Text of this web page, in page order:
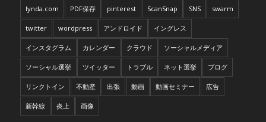
lynda.com PDF保存 pinterest ScanSnap SNS swarm
twitter wordpress アンドロイド イングレス
インスタグラム カレンダー クラウド ソーシャルメディア
ソーシャル選挙 ツイッター トラブル ネット選挙 ブログ
リンクトイン 不動産 出張 動画 動画セミナー 広告
新幹線 炎上 画像